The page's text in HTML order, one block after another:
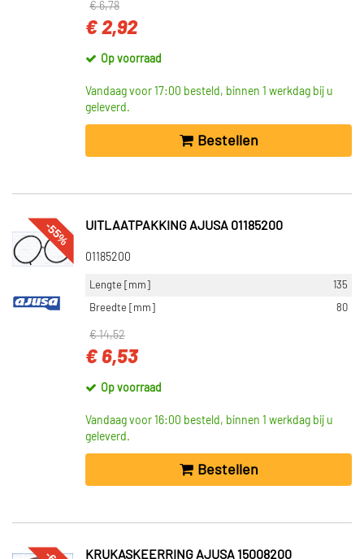
€ 6,78
€ 2,92
Op voorraad
Vandaag voor 17:00 besteld, binnen 1 werkdag bij u
geleverd.
Bestellen
-55% UITLAATPAKKING AJUSA 01185200
01185200
Lengte [mm]
135
Breedte [mm]
80
€ 14,52
€ 6,53
Op voorraad
Vandaag voor 16:00 besteld, binnen 1 werkdag bij u
geleverd.
Bestellen
KRUKASKEERRING AJUSA 15008200